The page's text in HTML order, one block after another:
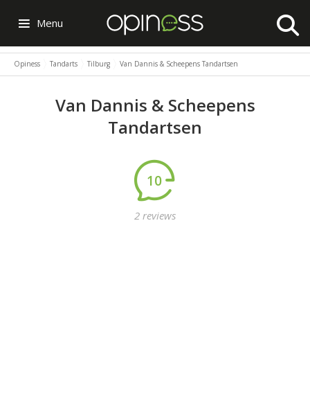
Menu
Opiness Tandarts Tilburg Van Dannis & Scheepens Tandartsen
Van Dannis & Scheepens
Tandartsen
10
2 reviews